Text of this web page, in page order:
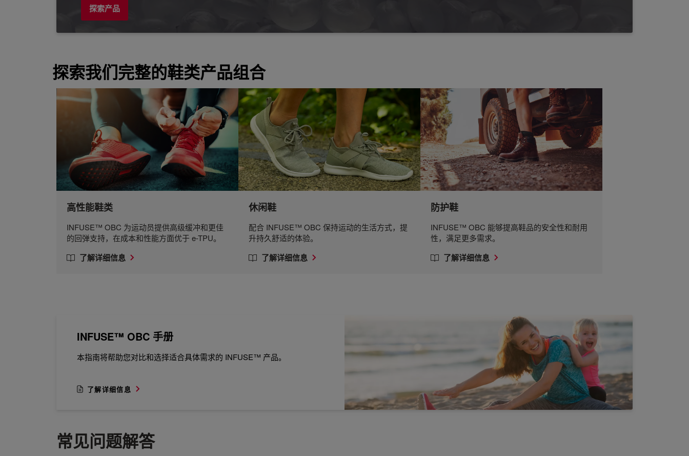
探索产品
探索我们完整的鞋类产品组合
高性能鞋类
INFUSE™ OBC 为运动员提供高级缓冲和更佳
的回弹支持，在成本和性能方面优于 e-TPU。
了解详细信息
休闲鞋
配合 INFUSE™ OBC 保持运动的生活方式，提
升持久舒适的体验。
了解详细信息
防护鞋
INFUSE™ OBC 能够提高鞋品的安全性和耐用
性，满足更多需求。
了解详细信息
INFUSE™ OBC 手册
本指南将帮助您对比和选择适合具体需求的 INFUSE™ 产品。
了解详细信息
常见问题解答